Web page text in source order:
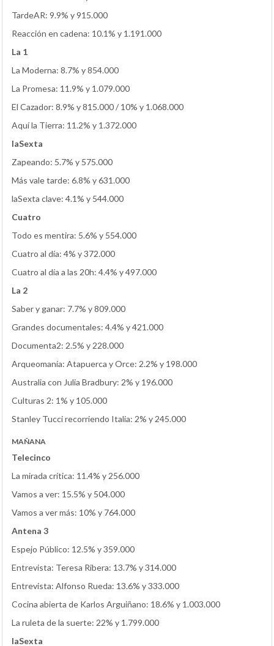
TardeAR: 9.9% y 915.000
Reacción en cadena: 10.1% y 1.191.000
La 1
La Moderna: 8.7% y 854.000
La Promesa: 11.9% y 1.079.000
El Cazador: 8.9% y 815.000 / 10% y 1.068.000
Aquí la Tierra: 11.2% y 1.372.000
laSexta
Zapeando: 5.7% y 575.000
Más vale tarde: 6.8% y 631.000
laSexta clave: 4.1% y 544.000
Cuatro
Todo es mentira: 5.6% y 554.000
Cuatro al día: 4% y 372.000
Cuatro al día a las 20h: 4.4% y 497.000
La 2
Saber y ganar: 7.7% y 809.000
Grandes documentales: 4.4% y 421.000
Documenta2: 2.5% y 228.000
Arqueomanía: Atapuerca y Orce: 2.2% y 198.000
Australia con Julia Bradbury: 2% y 196.000
Culturas 2: 1% y 105.000
Stanley Tucci recorriendo Italia: 2% y 245.000
MAÑANA
Telecinco
La mirada crítica: 11.4% y 256.000
Vamos a ver: 15.5% y 504.000
Vamos a ver más: 10% y 764.000
Antena 3
Espejo Público: 12.5% y 359.000
Entrevista: Teresa Ribera: 13.7% y 314.000
Entrevista: Alfonso Rueda: 13.6% y 333.000
Cocina abierta de Karlos Arguiñano: 18.6% y 1.003.000
La ruleta de la suerte: 22% y 1.799.000
laSexta